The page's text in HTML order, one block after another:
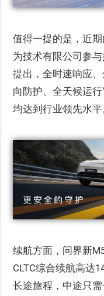
值得一提的是，近
为技术有限公司参
提出，全时速响应
向防护、全天候运
均达到行业领先水平
续航方面，问界新
CLTC综合续航高达
长途旅程，中途只